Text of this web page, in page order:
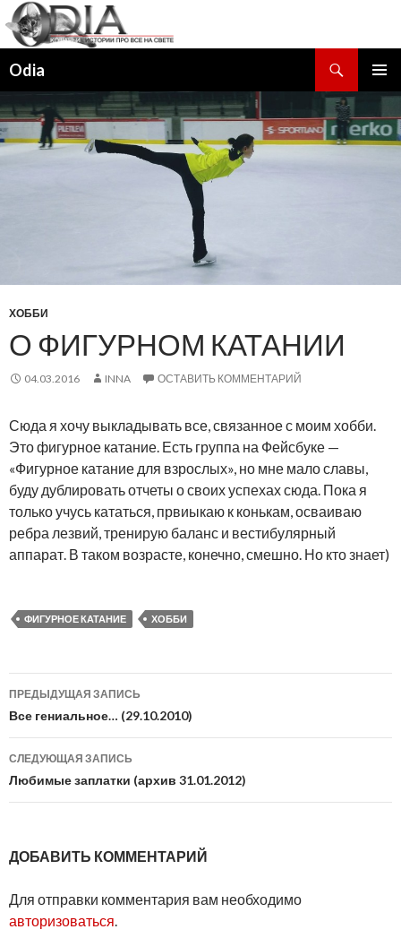
Odia
СОДЕРЖИМОМУ
ХОББИ
О ФИГУРНОМ КАТАНИИ
04.03.2016 INNA ОСТАВИТЬ КОММЕНТАРИЙ
Сюда я хочу выкладывать все, связанное с моим хобби.
Это фигурное катание. Есть группа на Фейсбуке —
«Фигурное катание для взрослых», но мне мало славы,
буду дублировать отчеты о своих успехах сюда. Пока я
только учусь кататься, првиыкаю к конькам, осваиваю
ребра лезвий, тренирую баланс и вестибулярный
аппарат. В таком возрасте, конечно, смешно. Но кто знает)
ФИГУРНОЕ КАТАНИЕ ХОББИ
Навигация
по
записям
ПРЕДЫДУЩАЯ ЗАПИСЬ
Все гениальное… (29.10.2010)
СЛЕДУЮЩАЯ ЗАПИСЬ
Любимые заплатки (архив 31.01.2012)
ДОБАВИТЬ КОММЕНТАРИЙ
Для отправки комментария вам необходимо
авторизоваться.